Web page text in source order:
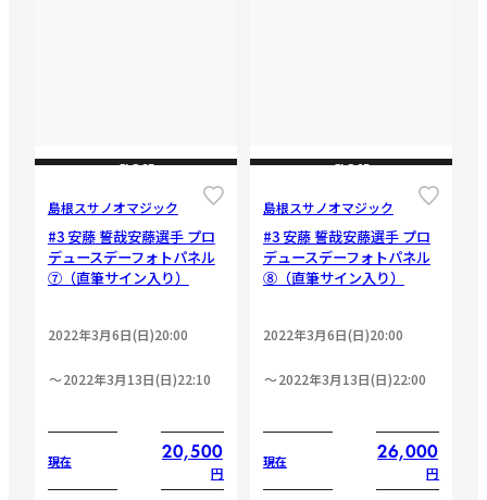
CLOSE
島根スサノオマジック
#3 安藤 誓哉安藤選手 プロ
デュースデーフォトパネル
⑦（直筆サイン入り）
2022年3月6日(日)20:00
2022年3月13日(日)22:10
現在 20,500
円
CLOSE
島根スサノオマジック
#3 安藤 誓哉安藤選手 プロ
デュースデーフォトパネル
⑧（直筆サイン入り）
2022年3月6日(日)20:00
2022年3月13日(日)22:00
現在 26,000
円